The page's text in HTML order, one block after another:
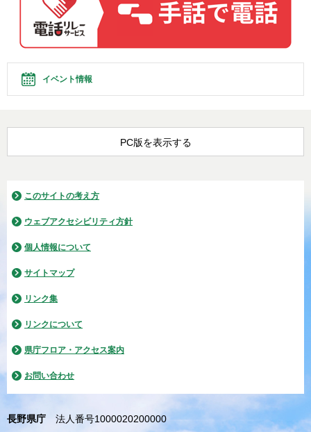
イベント情報
PC版を表示する
このサイトの考え方
ウェブアクセシビリティ方針
個人情報について
サイトマップ
リンク集
リンクについて
県庁フロア・アクセス案内
お問い合わせ
長野県庁 法人番号1000020200000